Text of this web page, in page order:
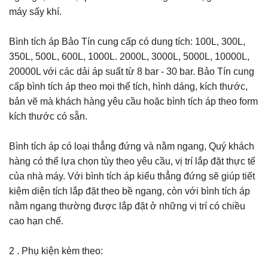
máy sấy khí.
Bình tích áp Bảo Tín cung cấp có dung tích: 100L, 300L,
350L, 500L, 600L, 1000L. 2000L, 3000L, 5000L, 10000L,
20000L với các dải áp suất từ 8 bar - 30 bar. Bảo Tín cung
cấp bình tích áp theo mọi thể tích, hình dáng, kích thước,
bản vẽ mà khách hàng yêu cầu hoặc bình tích áp theo form
kích thước có sẵn.
Bình tích áp có loại thẳng đứng và nằm ngang, Quý khách
hàng có thể lựa chọn tùy theo yêu cầu, vị trí lắp đặt thực tế
của nhà máy. Với bình tích áp kiểu thẳng đứng sẽ giúp tiết
kiệm diện tích lắp đặt theo bề ngang, còn với bình tích áp
nằm ngang thường được lắp đặt ở những vị trí có chiều
cao hạn chế.
2 . Phụ kiện kèm theo: